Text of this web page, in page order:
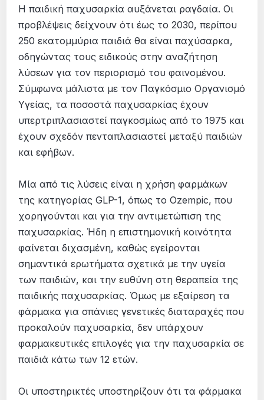
Η παιδική παχυσαρκία αυξάνεται ραγδαία. Οι
προβλέψεις δείχνουν ότι έως το 2030, περίπου
250 εκατομμύρια παιδιά θα είναι παχύσαρκα,
οδηγώντας τους ειδικούς στην αναζήτηση
λύσεων για τον περιορισμό του φαινομένου.
Σύμφωνα μάλιστα με τον Παγκόσμιο Οργανισμό
Υγείας, τα ποσοστά παχυσαρκίας έχουν
υπερτριπλασιαστεί παγκοσμίως από το 1975 και
έχουν σχεδόν πενταπλασιαστεί μεταξύ παιδιών
και εφήβων.
Μία από τις λύσεις είναι η χρήση φαρμάκων
της κατηγορίας GLP-1, όπως το Ozempic, που
χορηγούνται και για την αντιμετώπιση της
παχυσαρκίας. Ήδη η επιστημονική κοινότητα
φαίνεται διχασμένη, καθώς εγείρονται
σημαντικά ερωτήματα σχετικά με την υγεία
των παιδιών, και την ευθύνη στη θεραπεία της
παιδικής παχυσαρκίας. Όμως με εξαίρεση τα
φάρμακα για σπάνιες γενετικές διαταραχές που
προκαλούν παχυσαρκία, δεν υπάρχουν
φαρμακευτικές επιλογές για την παχυσαρκία σε
παιδιά κάτω των 12 ετών.
Οι υποστηρικτές υποστηρίζουν ότι τα φάρμακα